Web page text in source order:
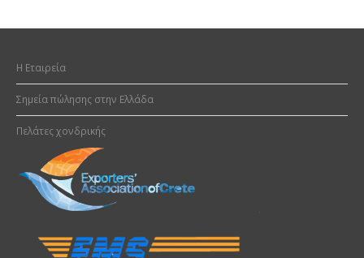
H Εταιρεία
Σημεία πώλησης στην Ελλάδα
Πελάτες χονδρικής